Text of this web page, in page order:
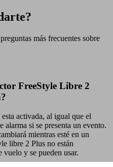
más frecuentes sobre
FreeStyle Libre 2
activada, al igual que el
si se presenta un evento.
mientras esté en un
libre 2 Plus no están
vuelo y se pueden usar.